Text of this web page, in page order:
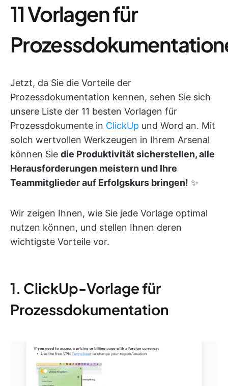
11 Vorlagen für
Jetzt, da Sie die Vorteile der
Prozessdokumentation kennen, sehen Sie sich
unsere Liste der 11 besten Vorlagen für
Prozessdokumente in ClickUp und Word an. Mit
solch wertvollen Werkzeugen in Ihrem Arsenal
können Sie die Produktivität sicherstellen, alle
Herausforderungen meistern und Ihre
Teammitglieder auf Erfolgskurs bringen! ✨
Wir zeigen Ihnen, wie Sie jede Vorlage optimal
nutzen können, und stellen Ihnen deren
wichtigste Vorteile vor.
1. ClickUp-Vorlage für
Prozessdokumentation